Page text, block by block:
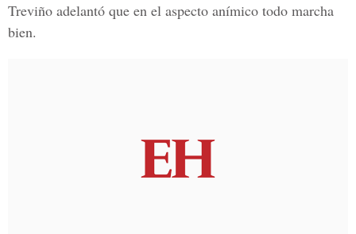
Treviño adelantó que en el aspecto anímico todo marcha
bien.